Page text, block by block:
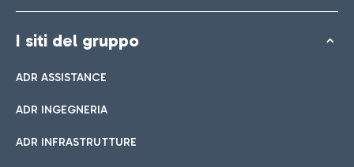
I siti del gruppo
ADR ASSISTANCE
ADR INGEGNERIA
ADR INFRASTRUTTURE